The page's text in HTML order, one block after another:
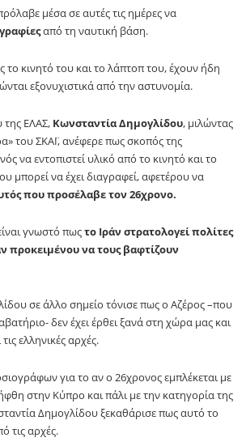
μέσα σε αυτές τις ημέρες να
από τη ναυτική βάση.
κινητό του και το λάπτοπ του, έχουν ήδη
εξονυχιστικά από την αστυνομία.
ΕΛΑΣ, Κωνσταντία Δημογλίδου, μιλώντας
του ΣΚΑΪ, ανέφερε πως σκοπός της
να εντοπιστεί υλικό από το κινητό και το
μπορεί να έχει διαγραφεί, αφετέρου να
που προσέλαβε τον 26χρονο.
γνωστό πωςτο Ιράν στρατολογεί πολίτες
προκειμένου να τους βαφτίζουν
σε άλλο σημείο τόνισε πως ο Αζέρος –που
δεν έχει έρθει ξανά στη χώρα μας και
ελληνικές αρχές.
για το αν ο 26χρονος εμπλέκεται με
στην Κύπρο και πάλι με την κατηγορία της
Δημογλίδου ξεκαθάρισε πως αυτό το
τις αρχές.